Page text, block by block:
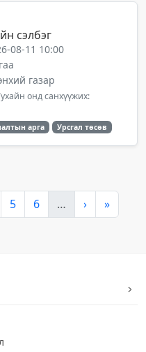
сэлбэг
08-11 10:00
газар
онд санхүүжих:
арга Урсгал төсөв
5 6 … › »